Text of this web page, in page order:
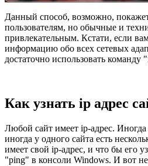
Данный способ, возможно,
пользователям, но обычные и
привлекательным. Кстати, если
информацию обо всех сетевых
достаточно использовать
Как узнать ip адрес
Любой сайт имеет ip-адрес. Иногда
иногда у одного сайта есть
имеет свой ip-адрес, и что бы его
"ping" в консоли Windows. И вот